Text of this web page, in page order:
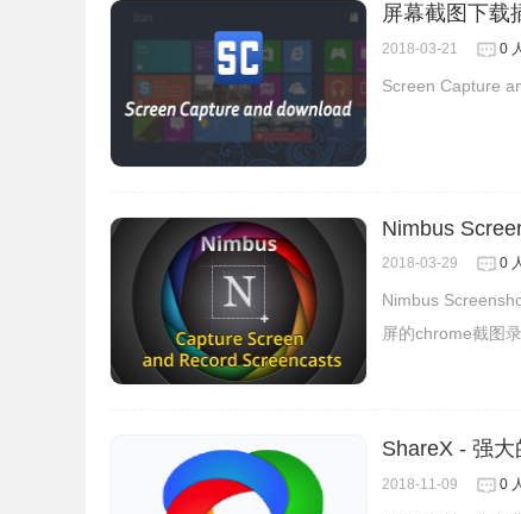
到社交网络，如图所示：
屏幕截图下载
2018-03-21 0
Screen Capture
Nimbus
2018-03-29 0
Nimbus
屏的chrome截图录
ShareX - 强
2018-11-09 0